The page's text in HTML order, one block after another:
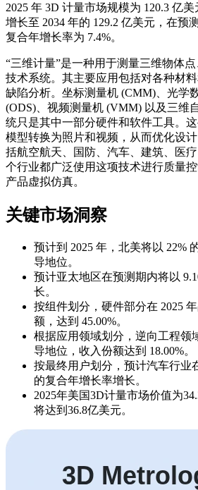
2025 年 3D 计量市场规模为 120.3 亿
增长至 2034 年的 129.2 亿美元，在预
复合年增长率为 7.4%。
“三维计量”是一种用于测量三维物体
技术系统。其主要应用包括对各种材
缺陷分析。坐标测量机 (CMM)、光学
(ODS)、视频测量机 (VMM) 以及三维
统只是其中一部分硬件和软件工具。
模型转换为照片和视频，从而优化设
括航空航天、国防、汽车、建筑、医
个行业都广泛使用这项技术进行质量
产品虚拟仿真。
关键市场洞察
预计到 2025 年，北美将以 22%
导地位。
预计亚太地区在预测期内将以
长。
按组件划分，硬件部分在 2025
额，达到 45.00%。
根据应用领域划分，逆向工程领
导地位，收入份额达到 18.00%。
按最终用户划分，预计汽车行业
的复合年增长率增长。
2025年美国3D计量市场价值为
将达到36.8亿美元。